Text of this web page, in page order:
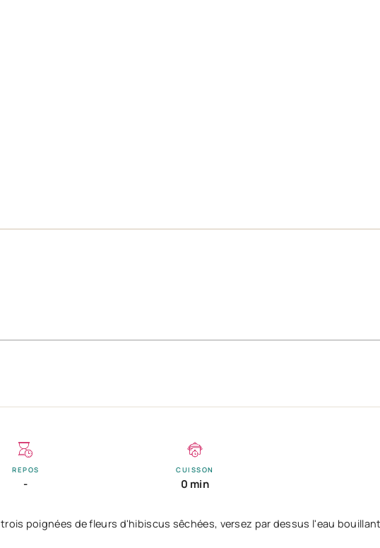
REPOS
-
CUISSON
0 min
poignées de fleurs d'hibiscus sêchées, versez par dessus l'eau